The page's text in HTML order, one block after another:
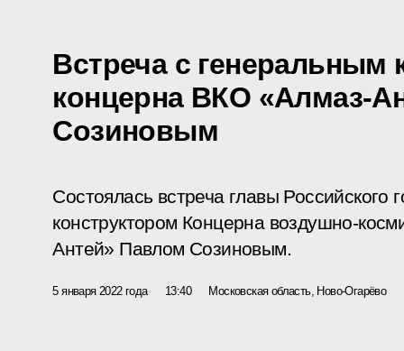
Встреча с генеральным
концерна ВКО «Алмаз-
Созиновым
Состоялась встреча главы Российского
конструктором Концерна воздушно-
Антей» Павлом Созиновым.
5 января 2022 года 13:40 Московская область, Ново-Огарёво